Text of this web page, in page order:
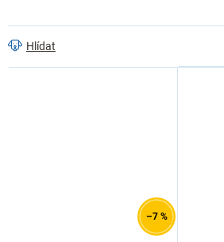
Hlídat
–7 %